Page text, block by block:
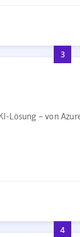
3
Lösung – von
4